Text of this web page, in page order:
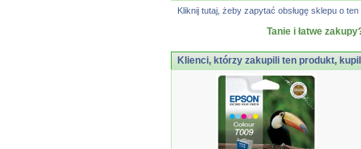
Kliknij tutaj, żeby zapytać obsługę sklepu o
Tanie i łatwe
Klienci, którzy zakupili ten produkt,